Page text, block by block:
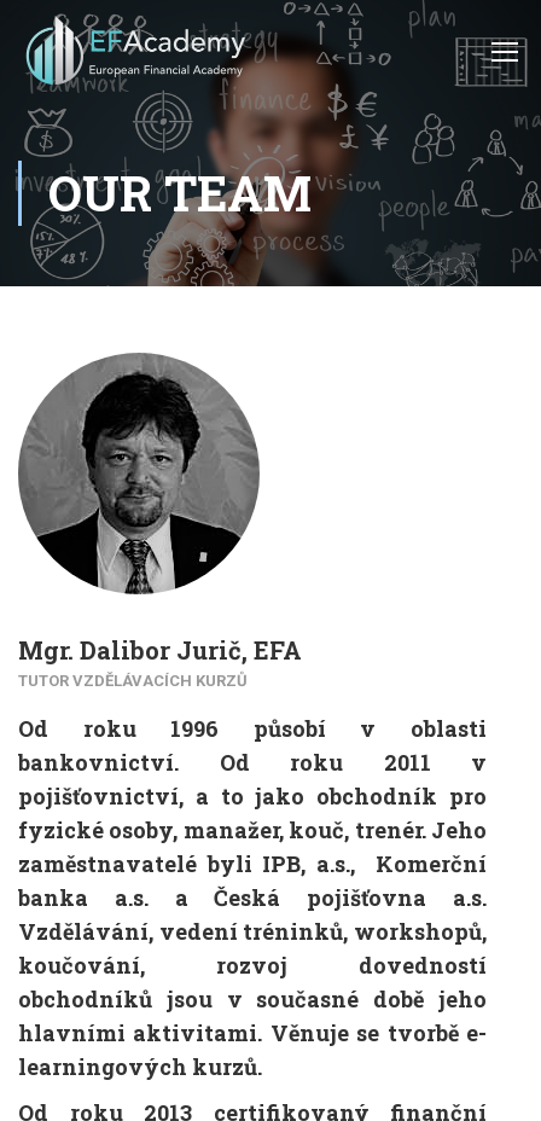
OUR TEAM
Mgr. Dalibor Jurič, EFA
TUTOR VZDĚLÁVACÍCH KURZŮ
Od roku 1996 působí v oblasti
bankovnictví. Od roku 2011 v
pojišťovnictví, a to jako obchodník pro
fyzické osoby, manažer, kouč, trenér. Jeho
zaměstnavatelé byli IPB, a.s., Komerční
banka a.s. a Česká pojišťovna a.s.
Vzdělávání, vedení tréninků, workshopů,
koučování, rozvoj dovedností
obchodníků jsou v současné době jeho
hlavními aktivitami. Věnuje se tvorbě e-
learningových kurzů.
Od roku 2013 certifikovaný finanční